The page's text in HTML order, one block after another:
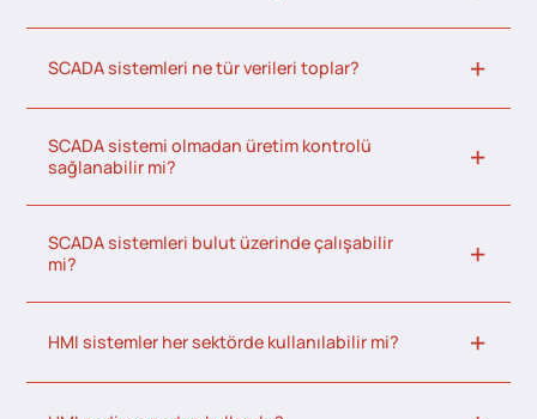
SCADA sistemleri ne tür verileri toplar?
SCADA sistemi olmadan üretim kontrolü
sağlanabilir mi?
SCADA sistemleri bulut üzerinde çalışabilir
mi?
HMI sistemler her sektörde kullanılabilir mi?